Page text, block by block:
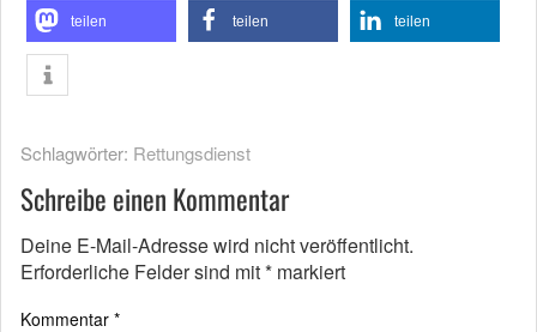
teilen teilen teilen
Schlagwörter: Rettungsdienst
Schreibe einen Kommentar
Deine E-Mail-Adresse wird nicht veröffentlicht.
Erforderliche Felder sind mit* markiert
Kommentar *